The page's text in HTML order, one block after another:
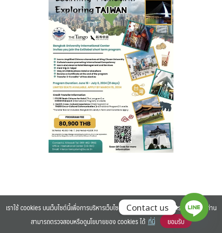
Search
©2025 BANGKOK UNIVERSITY. ALL RIGHTS RESERVED.
เราใช้ cookies บนเว็บไซต์นี้เพื่อการบริหารเว็บไซต์ และเพิ่มประสิทธิภาพการใช้งานของท่าน
สามารถตรวจสอบหรือดูนโยบายของ cookies ได้ ที่นี่ ยอมรับ
Contact us